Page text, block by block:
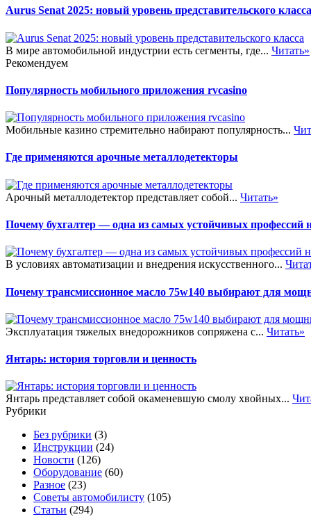
Aurus Senat 2025: новый уровень представительского класса
В мире автомобильной индустрии есть сегменты, где... Читать»
Рекомендуем
Популярность мобильного приложения rvcasino
Мобильные казино стремительно набирают популярность...
Где применяются арочные металлодетекторы
Арочный металлодетектор представляет собой... Читать»
Почему бухгалтер — одна из самых устойчивых профессий
В условиях автоматизации и внедрения искусственного...
Почему трансмиссионное масло 75w140 выбирают для
Эксплуатация тяжелых внедорожников сопряжена с... Читать»
Янтарь: история торговли и ценность
Янтарь представляет собой окаменевшую смолу хвойных...
Рубрики
Без рубрики (3)
Инструкции (24)
Новости (126)
Оборудование (60)
Разное (23)
Советы автомобилисту (105)
Статьи (294)